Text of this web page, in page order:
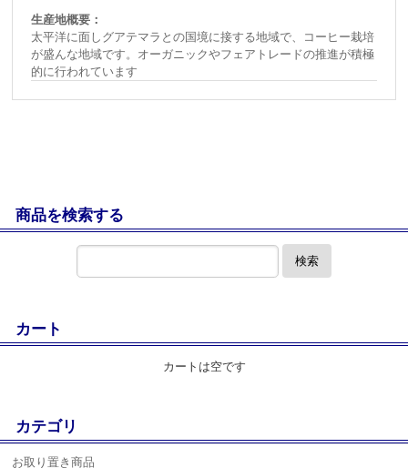
生産地概要：
太平洋に面しグアテマラとの国境に接する地域で、コーヒー栽培
が盛んな地域です。オーガニックやフェアトレードの推進が積極
的に行われています
商品を検索する
検索
カート
カートは空です
カテゴリ
お取り置き商品